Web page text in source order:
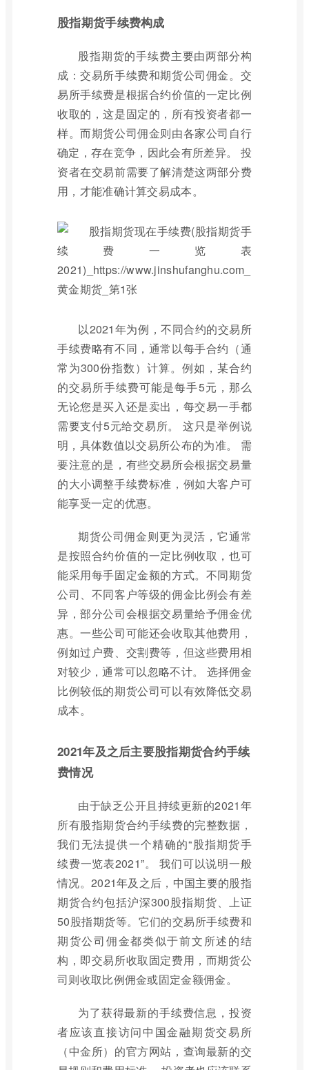
股指期货手续费构成
股指期货的手续费主要由两部分构
成：交易所手续费和期货公司佣金。交
易所手续费是根据合约价值的一定比例
收取的，这是固定的，所有投资者都一
样。而期货公司佣金则由各家公司自行
确定，存在竞争，因此会有所差异。 投
资者在交易前需要了解清楚这两部分费
用，才能准确计算交易成本。
以2021年为例，不同合约的交易所
手续费略有不同，通常以每手合约（通
常为300份指数）计算。例如，某合约
的交易所手续费可能是每手5元，那么
无论您是买入还是卖出，每交易一手都
需要支付5元给交易所。 这只是举例说
明，具体数值以交易所公布的为准。 需
要注意的是，有些交易所会根据交易量
的大小调整手续费标准，例如大客户可
能享受一定的优惠。
期货公司佣金则更为灵活，它通常
是按照合约价值的一定比例收取，也可
能采用每手固定金额的方式。不同期货
公司、不同客户等级的佣金比例会有差
异，部分公司会根据交易量给予佣金优
惠。一些公司可能还会收取其他费用，
例如过户费、交割费等，但这些费用相
对较少，通常可以忽略不计。 选择佣金
比例较低的期货公司可以有效降低交易
成本。
2021年及之后主要股指期货合约手续
费情况
由于缺乏公开且持续更新的2021年
所有股指期货合约手续费的完整数据，
我们无法提供一个精确的“股指期货手
续费一览表2021”。 我们可以说明一般
情况。2021年及之后，中国主要的股指
期货合约包括沪深300股指期货、上证
50股指期货等。它们的交易所手续费和
期货公司佣金都类似于前文所述的结
构，即交易所收取固定费用，而期货公
司则收取比例佣金或固定金额佣金。
为了获得最新的手续费信息，投资
者应该直接访问中国金融期货交易所
（中金所）的官方网站，查询最新的交